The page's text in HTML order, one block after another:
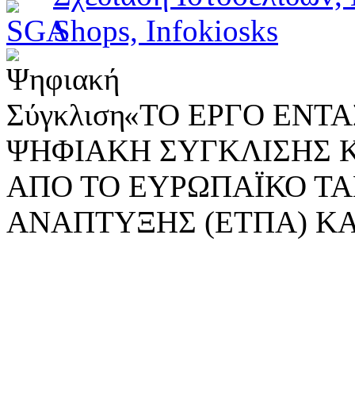
«ΤΟ ΕΡΓΟ
ΨΗΦΙΑΚΗ ΣΥΓΚΛΙΣΗΣ
ΑΠΟ ΤΟ ΕΥΡΩΠΑΪΚΟ
ΑΝΑΠΤΥΞΗΣ (ΕΤΠΑ)